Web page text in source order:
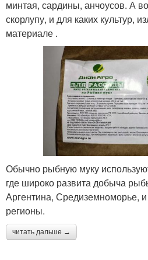
минтая, сардины, анчоусов. А
скорлупу, и для каких культур,
материале .
Обычно рыбную муку
где широко развита добыча
Аргентина, Средиземноморье,
регионы.
читать дальше →